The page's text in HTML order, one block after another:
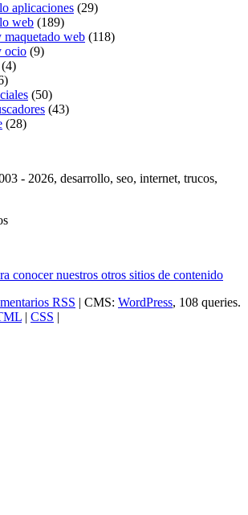
aplicaciones (29)
web (189)
maquetado web (118)
ocio (9)
(4)
(50)
(43)
(28)
- 2026, desarrollo, seo, internet, trucos,
conocer nuestros otros sitios de contenido
RSS | CMS: WordPress, 108 queries.
| CSS |